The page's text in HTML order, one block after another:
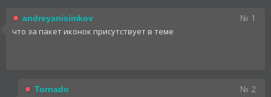
andreyanisimkov № 1
что за пакет иконок присутствует в теме
Tornado № 2